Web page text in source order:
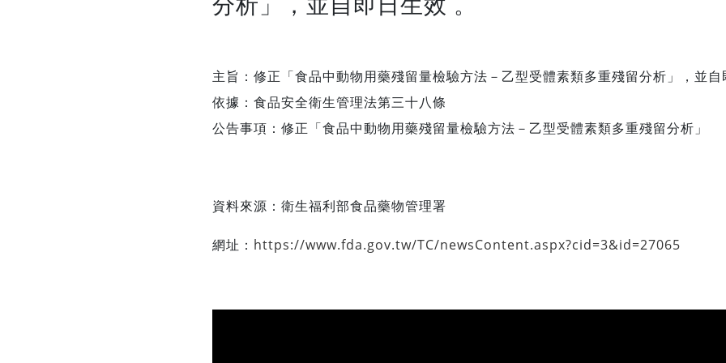
主旨：修正「食品中動物用藥殘留量檢驗方法－乙型受體素類多重殘留分析」，並自
依據：食品安全衛生管理法第三十八條
公告事項：修正「食品中動物用藥殘留量檢驗方法－乙型受體素類多重殘留分析」
資料來源： 衛生福利部食品藥物管理署
網址： https://www.fda.gov.tw/TC/newsContent.aspx?cid=3&id=27065